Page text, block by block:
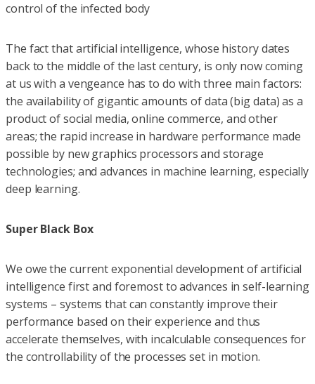
control of the infected body
The fact that artificial intelligence, whose history dates
back to the middle of the last century, is only now coming
at us with a vengeance has to do with three main factors:
the availability of gigantic amounts of data (big data) as a
product of social media, online commerce, and other
areas; the rapid increase in hardware performance made
possible by new graphics processors and storage
technologies; and advances in machine learning, especially
deep learning.
Super Black Box
We owe the current exponential development of artificial
intelligence first and foremost to advances in self-learning
systems – systems that can constantly improve their
performance based on their experience and thus
accelerate themselves, with incal­culable consequences for
the controllability of the processes set in motion.